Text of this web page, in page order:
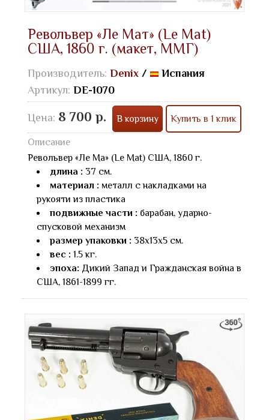
Револьвер «Ле Мат» (Le Mat)
США, 1860 г. (макет, ММГ)
Производитель: Denix /
Испания
Артикул: DE-1070
Цена: 8 700 р. В корзину Купить в 1 клик
Описание
Револьвер «Ле Ма» (Le Mat) США, 1860 г.
длина : 37 см.
материал : металл с накладками на
рукояти из пластика
подвижные части : барабан, ударно-
спусковой механизм
размер упаковки : 38х13х5 см.
вес : 1.5 кг.
эпоха: Дикий Запад и Гражданская война в
США, 1861-1899 гг.